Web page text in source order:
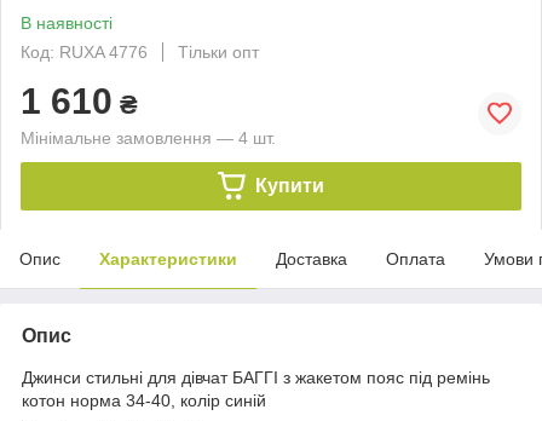
В наявності
Код: RUXA 4776
Тільки опт
1 610 ₴
Мінімальне замовлення — 4 шт.
Купити
Опис Характеристики Доставка Оплата Умови
Опис
Джинси стильні для дівчат БАГГІ з жакетом пояс під ремінь
котон норма 34-40, колір синій